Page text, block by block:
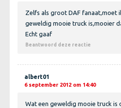
Zelfs als groot DAF fanaat,moet
geweldig mooie truck is,mooier
Echt gaaf
Beantwoord deze reactie
albert01
6 september 2012 om 14:40
Wat een geweldig mooie truck is